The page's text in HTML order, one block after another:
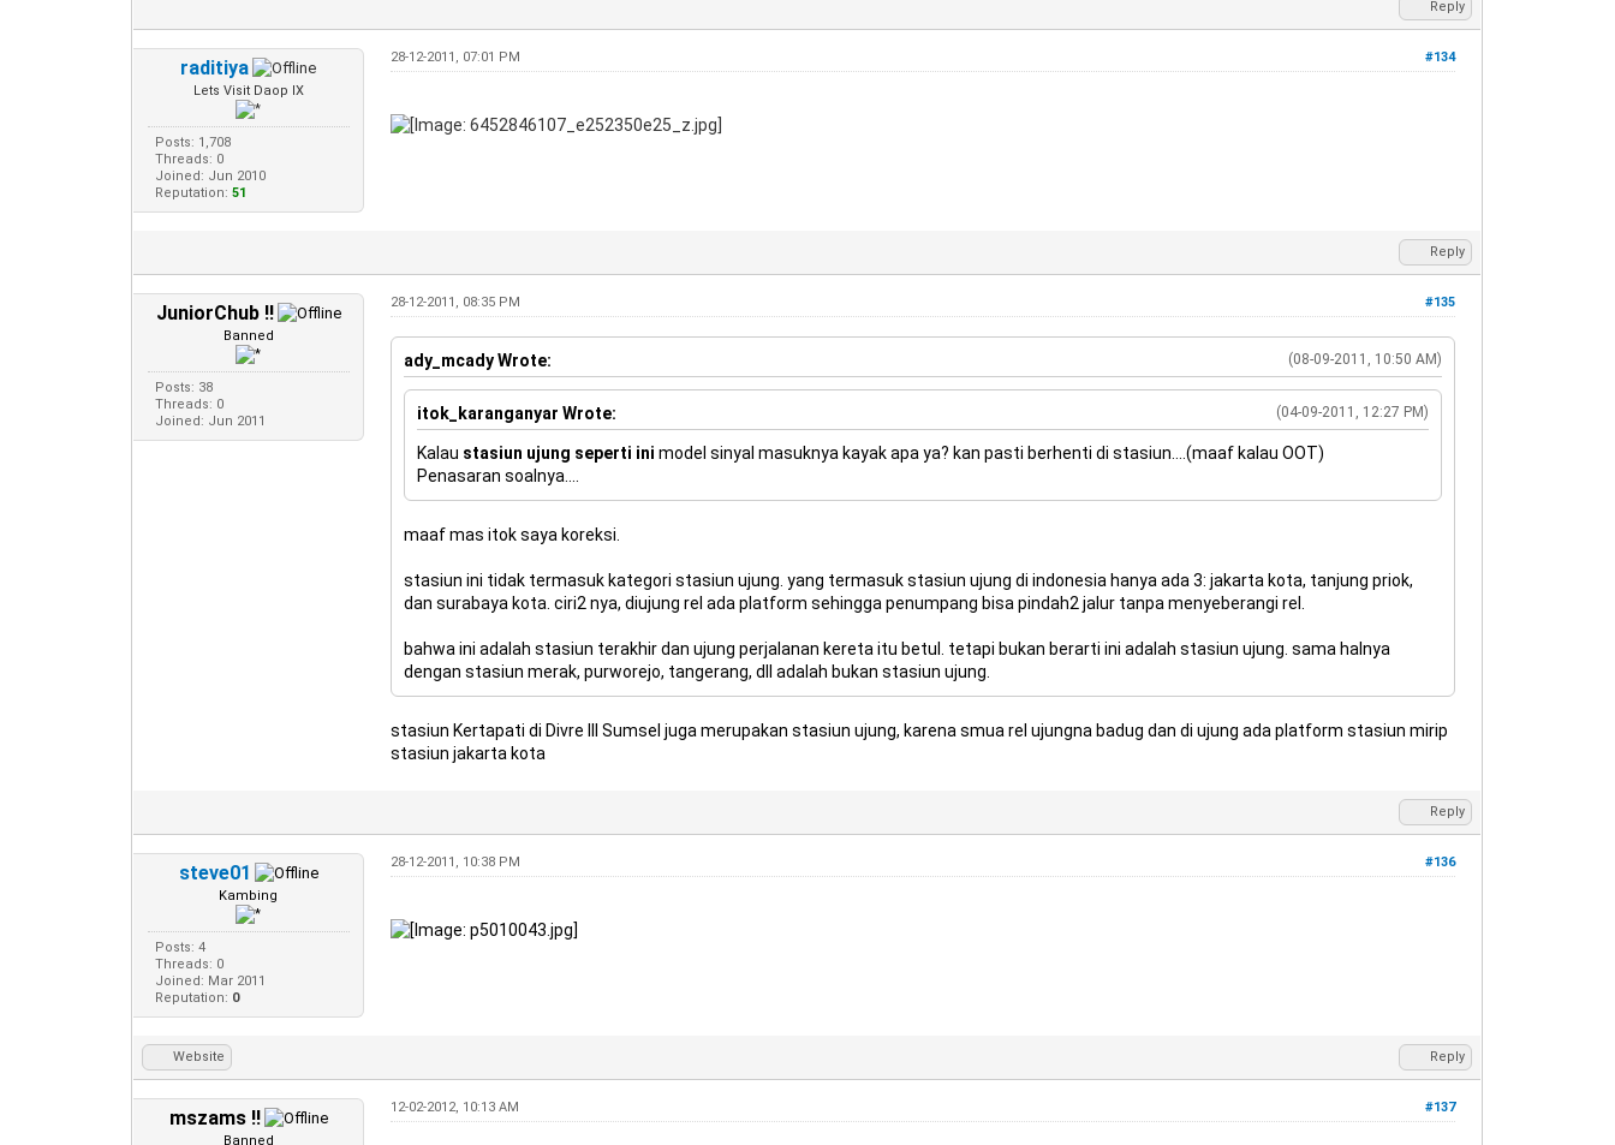
Reply
raditiya
Lets Visit Daop IX
Posts: 1,708
Threads: 0
Joined: Jun 2010
Reputation: 51
#134
28-12-2011, 07:01 PM
Reply
JuniorChub !!
Banned
Posts: 38
Threads: 0
Joined: Jun 2011
#135
28-12-2011, 08:35 PM
(08-09-2011, 10:50 AM)
ady_mcady Wrote:
(04-09-2011, 12:27 PM)
itok_karanganyar Wrote:
Kalau stasiun ujung seperti inimodel sinyal masuknya kayak apa ya? kan pasti berhenti di stasiun....(maaf kalau OOT)
Penasaran soalnya....
maaf mas itok saya koreksi.
stasiun ini tidak termasuk kategori stasiun ujung. yang termasuk stasiun ujung di indonesia hanya ada 3: jakarta kota, tanjung priok,
dan surabaya kota. ciri2 nya, diujung rel ada platform sehingga penumpang bisa pindah2 jalur tanpa menyeberangi rel.
bahwa ini adalah stasiun terakhir dan ujung perjalanan kereta itu betul. tetapi bukan berarti ini adalah stasiun ujung. sama halnya
dengan stasiun merak, purworejo, tangerang, dll adalah bukan stasiun ujung.
stasiun Kertapati di Divre III Sumsel juga merupakan stasiun ujung, karena smua rel ujungna badug dan di ujung ada platform stasiun mirip
stasiun jakarta kota
Reply
steve01
Kambing
Posts: 4
Threads: 0
Joined: Mar 2011
Reputation: 0
#136
28-12-2011, 10:38 PM
Website Reply
mszams !!
Banned
#137
12-02-2012, 10:13 AM